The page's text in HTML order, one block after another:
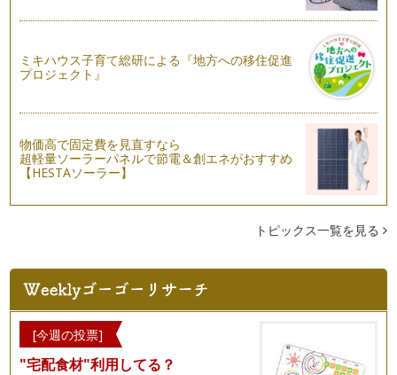
ミキハウス子育て総研による『地方への移住促進
プロジェクト』
物価高で固定費を見直すなら
超軽量ソーラーパネルで節電＆創エネがおすすめ
【HESTAソーラー】
トピックス一覧を見る
[今週の投票]
"宅配食材"利用してる？